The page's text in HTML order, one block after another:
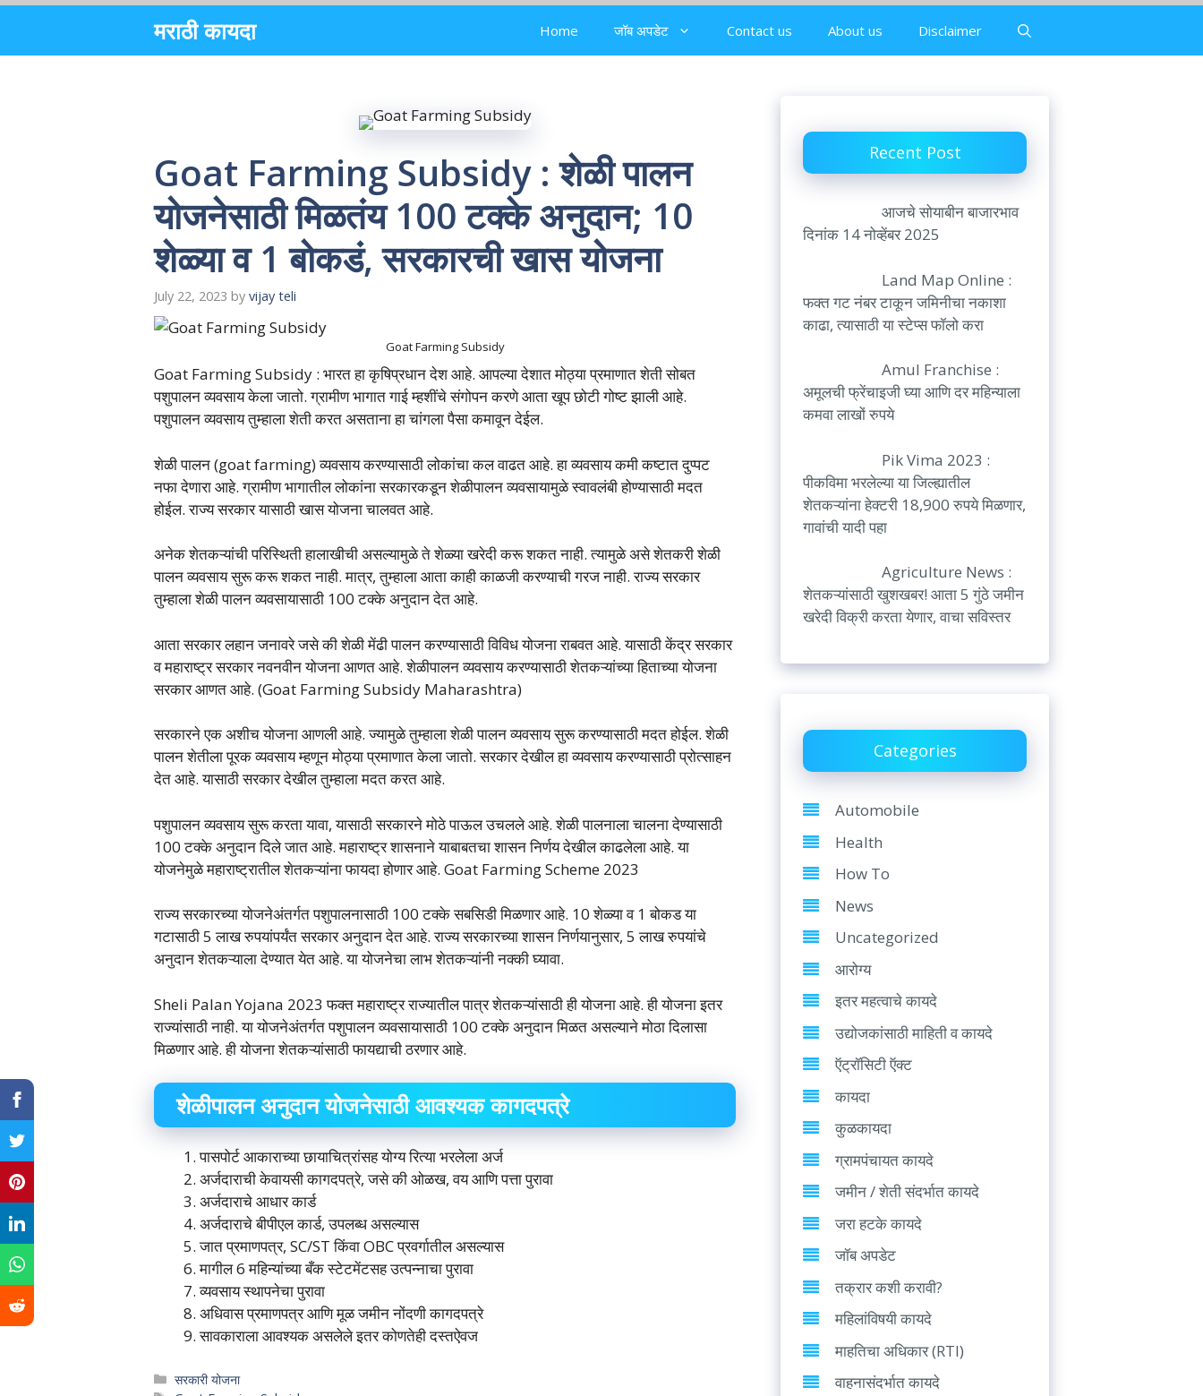
content
मराठी कायदा Home जॉब अपडेट Contact us About us Disclaimer
Goat Farming Subsidy : शेळी पालन
योजनेसाठी मिळतंय 100 टक्के अनुदान; 10
शेळ्या व 1 बोकडं, सरकारची खास योजना
July 22, 2023 by vijay teli
Goat Farming Subsidy
Goat Farming Subsidy : भारत हा कृषिप्रधान देश आहे. आपल्या देशात मोठ्या प्रमाणात शेती सोबत
पशुपालन व्यवसाय केला जातो. ग्रामीण भागात गाई म्हशींचे संगोपन करणे आता खूप छोटी गोष्ट झाली आहे.
पशुपालन व्यवसाय तुम्हाला शेती करत असताना हा चांगला पैसा कमावून देईल.
शेळी पालन (goat farming) व्यवसाय करण्यासाठी लोकांचा कल वाढत आहे. हा व्यवसाय कमी कष्टात दुप्पट
नफा देणारा आहे. ग्रामीण भागातील लोकांना सरकारकडून शेळीपालन व्यवसायामुळे स्वावलंबी होण्यासाठी मदत
होईल. राज्य सरकार यासाठी खास योजना चालवत आहे.
अनेक शेतकऱ्यांची परिस्थिती हालाखीची असल्यामुळे ते शेळ्या खरेदी करू शकत नाही. त्यामुळे असे शेतकरी शेळी
पालन व्यवसाय सुरू करू शकत नाही. मात्र, तुम्हाला आता काही काळजी करण्याची गरज नाही. राज्य सरकार
तुम्हाला शेळी पालन व्यवसायासाठी 100 टक्के अनुदान देत आहे.
आता सरकार लहान जनावरे जसे की शेळी मेंढी पालन करण्यासाठी विविध योजना राबवत आहे. यासाठी केंद्र सरकार
व महाराष्ट्र सरकार नवनवीन योजना आणत आहे. शेळीपालन व्यवसाय करण्यासाठी शेतकऱ्यांच्या हिताच्या योजना
सरकार आणत आहे. (Goat Farming Subsidy Maharashtra)
सरकारने एक अशीच योजना आणली आहे. ज्यामुळे तुम्हाला शेळी पालन व्यवसाय सुरू करण्यासाठी मदत होईल. शेळी
पालन शेतीला पूरक व्यवसाय म्हणून मोठ्या प्रमाणात केला जातो. सरकार देखील हा व्यवसाय करण्यासाठी प्रोत्साहन
देत आहे. यासाठी सरकार देखील तुम्हाला मदत करत आहे.
पशुपालन व्यवसाय सुरू करता यावा, यासाठी सरकारने मोठे पाऊल उचलले आहे. शेळी पालनाला चालना देण्यासाठी
100 टक्के अनुदान दिले जात आहे. महाराष्ट्र शासनाने याबाबतचा शासन निर्णय देखील काढलेला आहे. या
योजनेमुळे महाराष्ट्रातील शेतकऱ्यांना फायदा होणार आहे. Goat Farming Scheme 2023
राज्य सरकारच्या योजनेअंतर्गत पशुपालनासाठी 100 टक्के सबसिडी मिळणार आहे. 10 शेळ्या व 1 बोकड या
गटासाठी 5 लाख रुपयांपर्यंत सरकार अनुदान देत आहे. राज्य सरकारच्या शासन निर्णयानुसार, 5 लाख रुपयांचे
अनुदान शेतकऱ्याला देण्यात येत आहे. या योजनेचा लाभ शेतकऱ्यांनी नक्की घ्यावा.
Sheli Palan Yojana 2023 फक्त महाराष्ट्र राज्यातील पात्र शेतकऱ्यांसाठी ही योजना आहे. ही योजना इतर
राज्यांसाठी नाही. या योजनेअंतर्गत पशुपालन व्यवसायासाठी 100 टक्के अनुदान मिळत असल्याने मोठा दिलासा
मिळणार आहे. ही योजना शेतकऱ्यांसाठी फायद्याची ठरणार आहे.
शेळीपालन अनुदान योजनेसाठी आवश्यक कागदपत्रे
पासपोर्ट आकाराच्या छायाचित्रांसह योग्य रित्या भरलेला अर्ज
अर्जदाराची केवायसी कागदपत्रे, जसे की ओळख, वय आणि पत्ता पुरावा
अर्जदाराचे आधार कार्ड
अर्जदाराचे बीपीएल कार्ड, उपलब्ध असल्यास
जात प्रमाणपत्र, SC/ST किंवा OBC प्रवर्गातील असल्यास
मागील 6 महिन्यांच्या बँक स्टेटमेंटसह उत्पन्नाचा पुरावा
व्यवसाय स्थापनेचा पुरावा
अधिवास प्रमाणपत्र आणि मूळ जमीन नोंदणी कागदपत्रे
सावकाराला आवश्यक असलेले इतर कोणतेही दस्तऐवज
Categories
सरकारी योजना
Recent Post
आजचे सोयाबीन बाजारभाव
दिनांक 14 नोव्हेंबर 2025
Land Map Online :
फक्त गट नंबर टाकून जमिनीचा नकाशा
काढा, त्यासाठी या स्टेप्स फॉलो करा
Amul Franchise :
अमूलची फ्रेंचाइजी घ्या आणि दर महिन्याला
कमवा लाखों रुपये
Pik Vima 2023 :
पीकविमा भरलेल्या या जिल्ह्यातील
शेतकऱ्यांना हेक्टरी 18,900 रुपये मिळणार,
गावांची यादी पहा
Agriculture News :
शेतकऱ्यांसाठी खुशखबर! आता 5 गुंठे जमीन
खरेदी विक्री करता येणार, वाचा सविस्तर
Categories
Automobile
Health
How To
News
Uncategorized
आरोग्य
इतर महत्वाचे कायदे
उद्योजकांसाठी माहिती व कायदे
ऍट्रॉसिटी ऍक्ट
कायदा
कुळकायदा
ग्रामपंचायत कायदे
जमीन / शेती संदर्भात कायदे
जरा हटके कायदे
जॉब अपडेट
तक्रार कशी करावी?
महिलांविषयी कायदे
माहतिचा अधिकार (RTI)
वाहनासंदर्भात कायदे